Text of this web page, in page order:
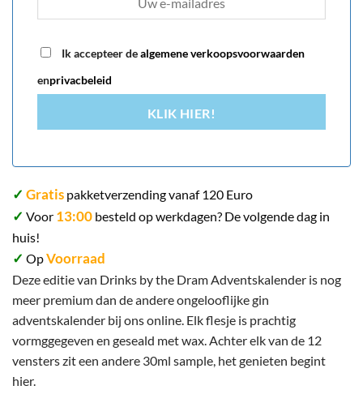
Ik accepteer dealgemene verkoopsvoorwaarden
enprivacbeleid
KLIK HIER!
✓ Gratis pakketverzending vanaf 120 Euro
✓ Voor 13:00 besteld op werkdagen? De volgende dag in
huis!
✓ OpVoorraad
Deze editie van Drinks by the Dram Adventskalender is nog
meer premium dan de andere ongelooflijke gin
adventskalender bij ons online. Elk flesje is prachtig
vormggegeven en geseald met wax. Achter elk van de 12
vensters zit een andere 30ml sample, het genieten begint
hier.